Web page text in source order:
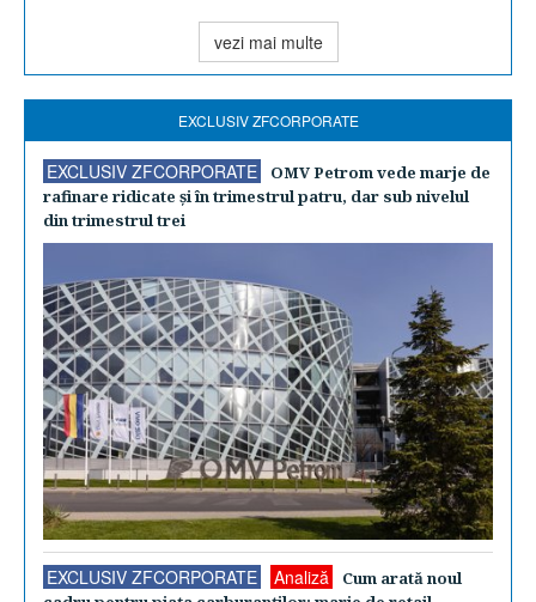
vezi mai multe
EXCLUSIV ZFCORPORATE
EXCLUSIV ZFCORPORATE
OMV Petrom vede marje de
rafinare ridicate şi în trimestrul patru, dar sub nivelul
din trimestrul trei
EXCLUSIV ZFCORPORATE Analiză
Cum arată noul